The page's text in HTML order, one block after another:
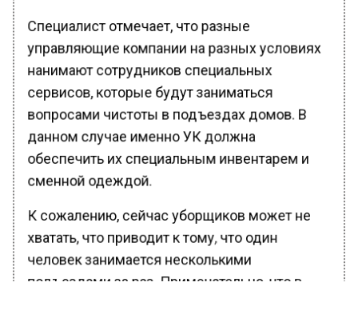
Специалист отмечает, что разные
управляющие компании на разных условиях
нанимают сотрудников специальных
сервисов, которые будут заниматься
вопросами чистоты в подъездах домов. В
данном случае именно УК должна
обеспечить их специальным инвентарем и
сменной одеждой.
К сожалению, сейчас уборщиков может не
хватать, что приводит к тому, что один
человек занимается несколькими
подъездами за раз. Примечательно, что в